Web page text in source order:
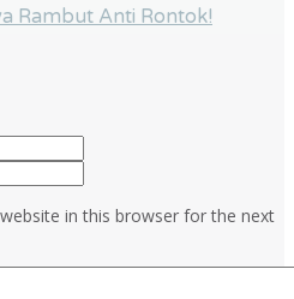
Rambut Anti Rontok!
in this browser for the next